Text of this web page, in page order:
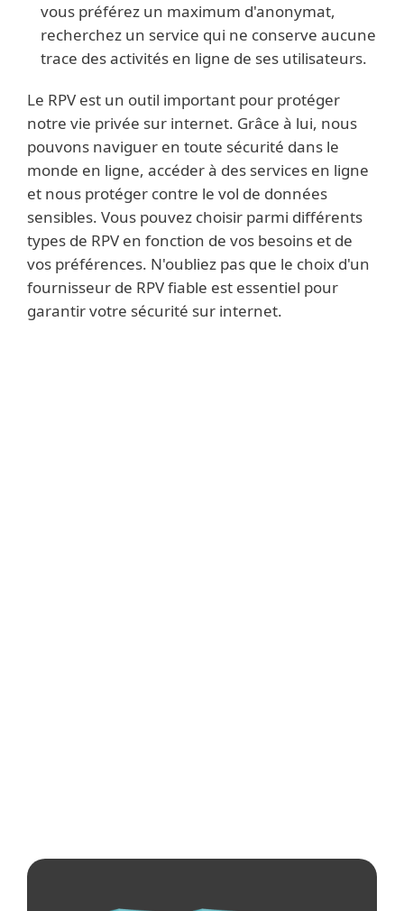
vous préférez un maximum d'anonymat,
recherchez un service qui ne conserve aucune
trace des activités en ligne de ses utilisateurs.
Le RPV est un outil important pour protéger
notre vie privée sur internet. Grâce à lui, nous
pouvons naviguer en toute sécurité dans le
monde en ligne, accéder à des services en ligne
et nous protéger contre le vol de données
sensibles. Vous pouvez choisir parmi différents
types de RPV en fonction de vos besoins et de
vos préférences. N'oubliez pas que le choix d'un
fournisseur de RPV fiable est essentiel pour
garantir votre sécurité sur internet.